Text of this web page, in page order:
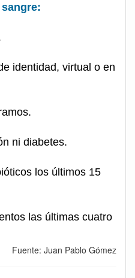
identidad, virtual o en
ni diabetes.
los últimos 15
las últimas cuatro
Fuente: Juan Pablo Gómez